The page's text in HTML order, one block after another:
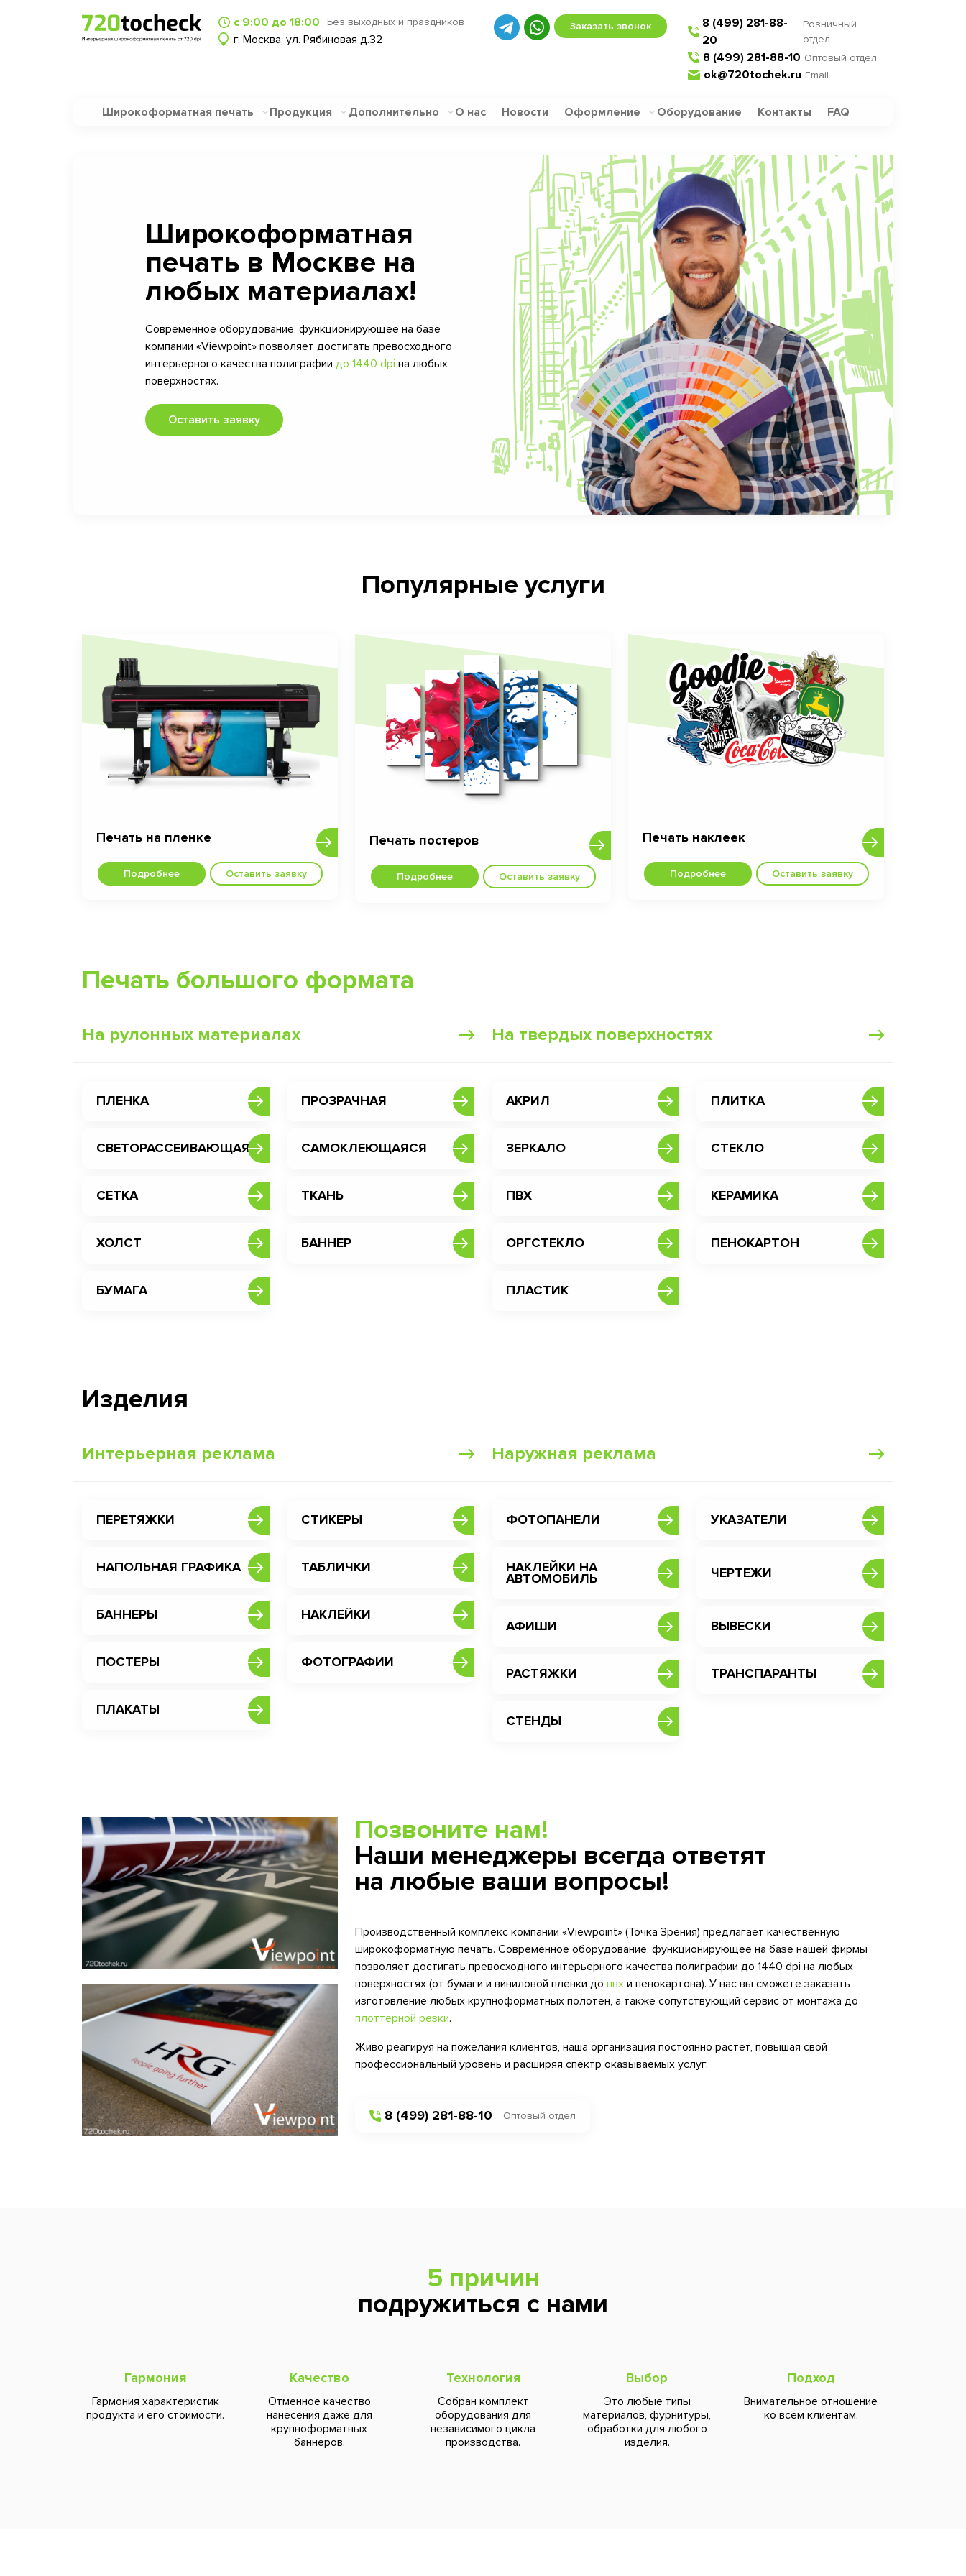
с 9:00 до 18:00 Без выходных и праздников
г. Москва, ул. Рябиновая д.32
Заказать звонок
8 (499) 281-88-
20
Розничный
отдел
8 (499) 281-88-10 Оптовый отдел
ok@720tochek.ru Email
Широкоформатная печать Продукция Дополнительно О нас Новости Оформление Оборудование Контакты FAQ
Широкоформатная
печать в Москве на
любых материалах!
Современное оборудование, функционирующее на базе
компании «Viewpoint» позволяет достигать превосходного
интерьерного качества полиграфии до 1440 dpi на любых
поверхностях.
Оставить заявку
Популярные услуги
Печать на пленке
Подробнее Оставить заявку
Печать постеров
Подробнее Оставить заявку
Печать наклеек
Подробнее Оставить заявку
Печать большого формата
На рулонных материалах
ПЛЕНКА ПРОЗРАЧНАЯ
СВЕТОРАССЕИВАЮЩАЯ САМОКЛЕЮЩАЯСЯ
СЕТКА ТКАНЬ
ХОЛСТ БАННЕР
БУМАГА
На твердых поверхностях
АКРИЛ ПЛИТКА
ЗЕРКАЛО СТЕКЛО
ПВХ КЕРАМИКА
ОРГСТЕКЛО ПЕНОКАРТОН
ПЛАСТИК
Изделия
Интерьерная реклама
ПЕРЕТЯЖКИ СТИКЕРЫ
НАПОЛЬНАЯ ГРАФИКА ТАБЛИЧКИ
БАННЕРЫ НАКЛЕЙКИ
ПОСТЕРЫ ФОТОГРАФИИ
ПЛАКАТЫ
Наружная реклама
ФОТОПАНЕЛИ УКАЗАТЕЛИ
НАКЛЕЙКИ НА
АВТОМОБИЛЬ ЧЕРТЕЖИ
АФИШИ ВЫВЕСКИ
РАСТЯЖКИ ТРАНСПАРАНТЫ
СТЕНДЫ
Позвоните нам!
Наши менеджеры всегда ответят
на любые ваши вопросы!
Производственный комплекс компании «Viewpoint» (Точка Зрения) предлагает качественную
широкоформатную печать. Современное оборудование, функционирующее на базе нашей фирмы
позволяет достигать превосходного интерьерного качества полиграфии до 1440 dpi на любых
поверхностях (от бумаги и виниловой пленки до пвх и пенокартона). У нас вы сможете заказать
изготовление любых крупноформатных полотен, а также сопутствующий сервис от монтажа до
плоттерной резки.
Живо реагируя на пожелания клиентов, наша организация постоянно растет, повышая свой
профессиональный уровень и расширяя спектр оказываемых услуг.
8 (499) 281-88-10 Оптовый отдел
5 причин
подружиться с нами
Гармония
Гармония характеристик
продукта и его стоимости.
Качество
Отменное качество
нанесения даже для
крупноформатных
баннеров.
Технология
Собран комплект
оборудования для
независимого цикла
производства.
Выбор
Это любые типы
материалов, фурнитуры,
обработки для любого
изделия.
Подход
Внимательное отношение
ко всем клиентам.